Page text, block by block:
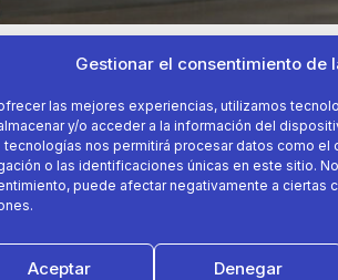
Gestionar el consentimiento de
las mejores experiencias, utilizamos
y/o acceder a la información del
tecnologías nos permitirá procesar datos como el
o las identificaciones únicas en este sitio.
puede afectar negativamente a ciertas
Aceptar Denegar
09 de
Ver de